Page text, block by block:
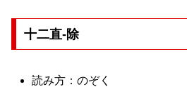
十二直-除
読み方：のぞく